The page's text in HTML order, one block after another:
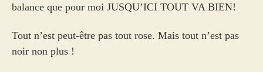
balance que pour moi JUSQU’ICI TOUT VA BIEN!
Tout n’est peut-être pas tout rose. Mais tout n’est pas
noir non plus !